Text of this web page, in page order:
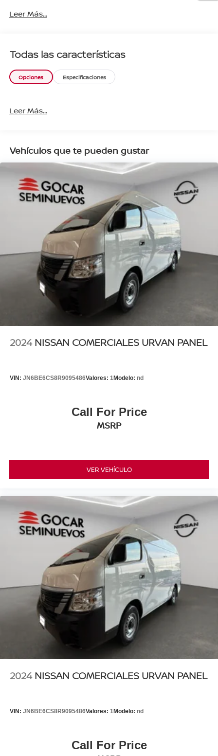
Kilometraje: 82 997 km - Transmisión: Manual -
agencia: - Accesorios originales incluidos ¡Agenda
hoy tu prueba de manejo y arranca con planes desde
20% de enganche! ¡Tu Nissan Urvan Panel te espera
pago de contado y vive la emoción de manejar un
Leer Más...
Todas las características
Opciones Especificaciones
Leer Más...
Vehículos que te pueden gustar
2024 NISSAN COMERCIALES URVAN PANEL
VIN: JN6BE6CS8R9095486Valores: 1Modelo: nd
Call For Price
MSRP
VER VEHÍCULO
2024 NISSAN COMERCIALES URVAN PANEL
VIN: JN6BE6CS8R9095486Valores: 1Modelo: nd
Call For Price